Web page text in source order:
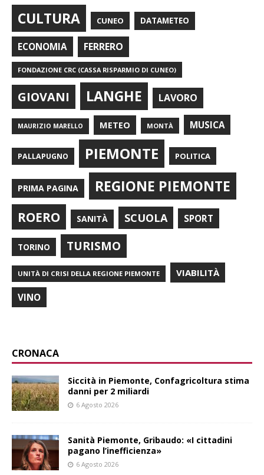
CULTURA CUNEO DATAMETEO
ECONOMIA FERRERO
FONDAZIONE CRC (CASSA RISPARMIO DI CUNEO)
GIOVANI LANGHE LAVORO
MAURIZIO MARELLO METEO MONTÀ MUSICA
PALLAPUGNO PIEMONTE POLITICA
PRIMA PAGINA REGIONE PIEMONTE
ROERO SANITÀ SCUOLA SPORT
TORINO TURISMO
UNITÀ DI CRISI DELLA REGIONE PIEMONTE VIABILITÀ
VINO
CRONACA
Siccità in Piemonte, Confagricoltura stima
danni per 2 miliardi
6 Agosto 2026
Sanità Piemonte, Gribaudo: «I cittadini
pagano l’inefficienza»
6 Agosto 2026